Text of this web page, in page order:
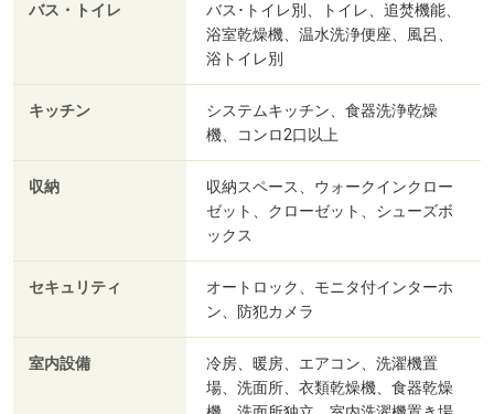
バス・トイレ
バス･トイレ別、トイレ、追焚機能、
浴室乾燥機、温水洗浄便座、風呂、
浴トイレ別
キッチン
システムキッチン、食器洗浄乾燥
機、コンロ2口以上
収納
収納スペース、ウォークインクロー
ゼット、クローゼット、シューズボ
ックス
セキュリティ
オートロック、モニタ付インターホ
ン、防犯カメラ
室内設備
冷房、暖房、エアコン、洗濯機置
場、洗面所、衣類乾燥機、食器乾燥